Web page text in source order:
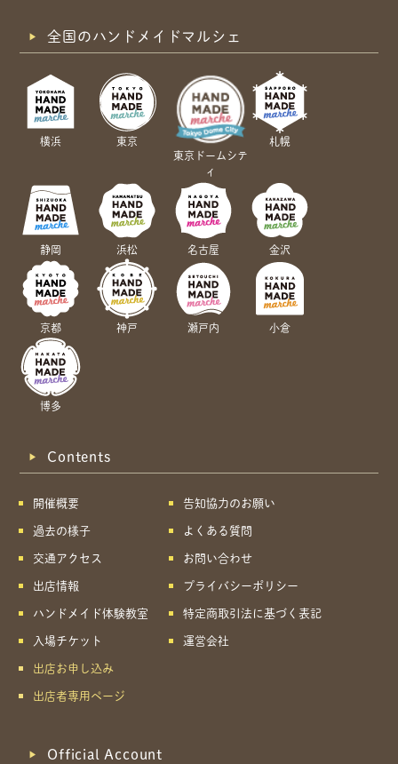
全国のハンドメイドマルシェ
横浜
東京
東京ドームシテ
ィ
札幌
静岡 浜松 名古屋 金沢
京都 神戸 瀬戸内 小倉
博多
Contents
開催概要
過去の様子
交通アクセス
出店情報
ハンドメイド体験教室
入場チケット
出店お申し込み
出店者専用ページ
告知協力のお願い
よくある質問
お問い合わせ
プライバシーポリシー
特定商取引法に基づく表記
運営会社
Official Account